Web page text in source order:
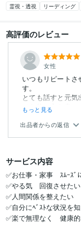
霊視・透視 リーディング
高評価のレビュー
女性
いつもリピートさ
す。
とても話すと元気
でも他の方も書い
もっと見る
出品者からの返信
サービス内容
✅お仕事・家事　ｽﾑｰｽﾞ
✅やる気　回復させたい
✅人間関係を整えたい
✅自分にﾍﾞｽﾄな状況を
✅楽で無理なく　健康